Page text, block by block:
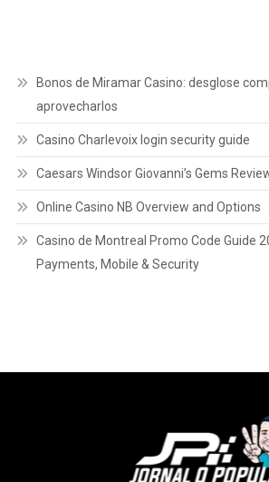
Bonos de Miramar Casino: desglose
aprovecharlos
Casino Charlevoix login security guide
Caesars Windsor Giovanni’s Gems
Online Casino NB Overview and Options
Casino de Montreal Promo Code Guide
Payments, Mobile & Security